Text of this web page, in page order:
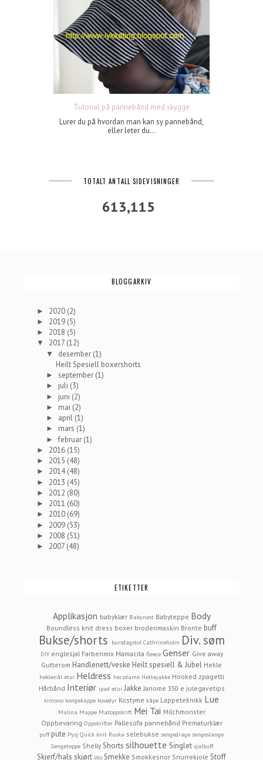
Tutorial på pannebånd med skygge
Lurer du på hvordan man kan sy pannebånd,
eller leter du...
TOTALT ANTALL SIDEVISNINGER
613,115
BLOGGARKIV
► 2020 (2)
► 2019 (5)
► 2018 (5)
▼ 2017 (12)
▼ desember (1)
Heilt Spesiell boxershorts
►september (1)
► juli (3)
► juni (2)
► mai (2)
► april (1)
► mars (1)
►februar (1)
► 2016 (15)
► 2015 (48)
► 2014(48)
► 2013 (45)
► 2012 (80)
► 2011 (60)
► 2010 (69)
► 2009 (53)
► 2008 (51)
► 2007 (48)
ETIKETTER
Applikasjon babyklær Babynest Babyteppe Body
Boundless knit dress boxer broderimaskin Bronte buff
Bukse/shorts bursdagstol Cathrineholm Div. søm
DIY englesjal Farbenmix Mamacita fleece Genser Give away
Gutterom Handlenett/veske Heilt spesiell & Jubel Hekle
heklenål etui Heldress herzdame Hettejakke Hooked zpagetti
Hårbånd Interiør ipad etui Jakke Janome 350 e julegavetips
kimono kongekappe kosedyr Kostyme kåpe Lappeteknikk Lue
Malina Mappe Matoppskrift Mei Tai Milchmonster
Oppbevaring Oppskrifter Pallesofa pannebånd Prematurklær
puff pute Pysj Quick knit Ruska selebukse sengedrage sengeslange
Sengeteppe Shelly Shorts silhouette Singlet sjalbuff
Skjerf/hals skjørt sko Smekke Smokkesnor Snurrekjole Stoff